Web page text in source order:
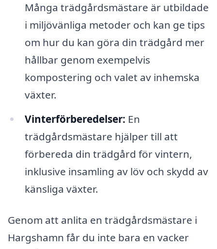
Många trädgårdsmästare är utbildade
i miljövänliga metoder och kan ge tips
om hur du kan göra din trädgård mer
hållbar genom exempelvis
kompostering och valet av inhemska
växter.
Vinterförberedelser: En
trädgårdsmästare hjälper till att
förbereda din trädgård för vintern,
inklusive insamling av löv och skydd av
känsliga växter.
Genom att anlita en trädgårdsmästare i
Hargshamn får du inte bara en vacker